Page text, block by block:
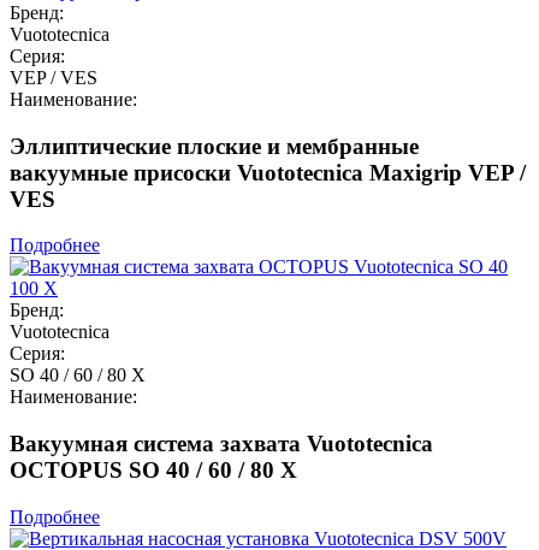
Бренд:
Vuototecnica
Серия:
VEP / VES
Наименование:
Эллиптические плоские и мембранные
вакуумные присоски Vuototecnica Maxigrip VEP /
VES
Подробнее
Бренд:
Vuototecnica
Серия:
SO 40 / 60 / 80 X
Наименование:
Вакуумная система захвата Vuototecnica
OCTOPUS SO 40 / 60 / 80 X
Подробнее